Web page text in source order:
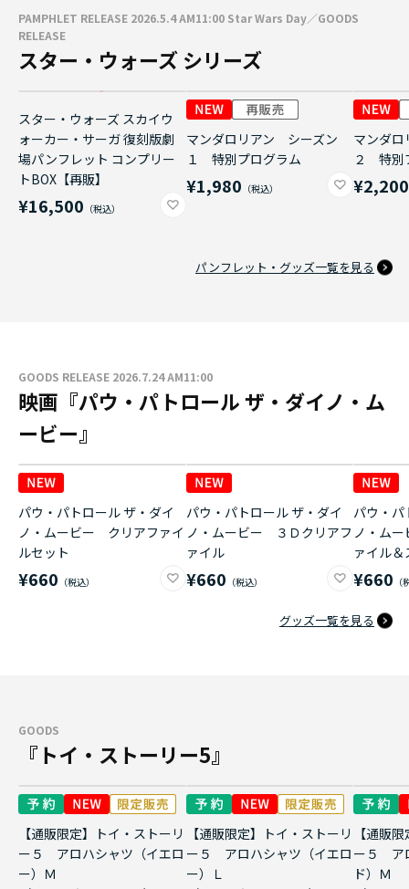
PAMPHLET RELEASE 2026.5.4 AM11:00 Star Wars Day／GOODS
RELEASE
スター・ウォーズ シリーズ
スター・ウォーズ スカイウ
ォーカー・サーガ 復刻版劇
場パンフレット コンプリー
トBOX【再販】
¥16,500
マンダロリアン シーズン
１ 特別プログラム
¥1,980
マンダ
２ 特別
¥2,200
パンフレット・グッズ一覧を見る
GOODS RELEASE 2026.7.24 AM11:00
映画『パウ・パトロール ザ・ダイノ・ム
ービー』
パウ・パトロール ザ・ダイ
ノ・ムービー クリアファイ
ルセット
¥660
パウ・パトロール ザ・ダイ
ノ・ムービー ３Ｄクリアフ
ァイル
¥660
パウ・パ
ノ・ム
ァイル
¥660
グッズ一覧を見る
GOODS
『トイ・ストーリー5』
【通販限定】トイ・ストーリ
ー５ アロハシャツ（イエロ
ー）Ｍ
【通販限定】トイ・ストーリ
ー５ アロハシャツ（イエロ
ー）Ｌ
【通販
ー５ ア
ド）Ｍ